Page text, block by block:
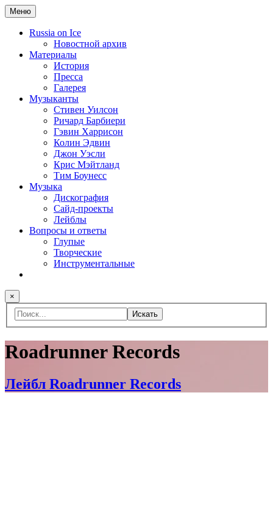
Меню
Russia on Ice
Новостной архив
Материалы
История
Пресса
Галерея
Музыканты
Стивен Уилсон
Ричард Барбиери
Гэвин Харрисон
Колин Эдвин
Джон Уэсли
Крис Мэйтланд
Тим Боунесс
Музыка
Дискография
Сайд-проекты
Лейблы
Вопросы и ответы
Глупые
Творческие
Инструментальные
×
Искать
Roadrunner Records
Лейбл Roadrunner Records